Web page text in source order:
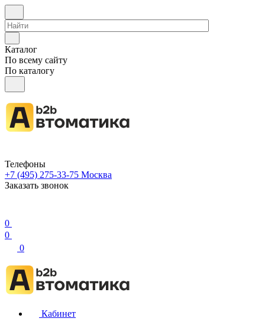
Каталог
По всему сайту
По каталогу
Телефоны
+7 (495) 275-33-75 Москва
Заказать звонок
0
0
0
Кабинет